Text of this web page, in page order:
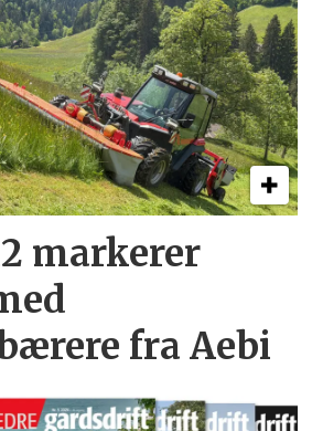
markerer
fra Aebi